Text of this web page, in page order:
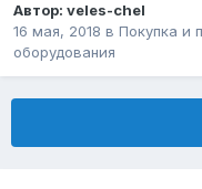
Автор: veles-chel
16 мая, 2018 в Покупка и
оборудования